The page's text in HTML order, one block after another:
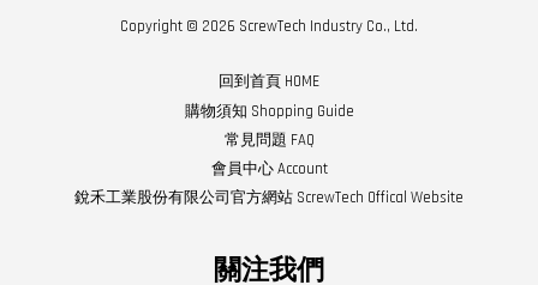
Copyright © 2026 ScrewTech Industry Co., Ltd.
回到首頁 HOME
購物須知 Shopping Guide
常見問題 FAQ
會員中心 Account
銳禾工業股份有限公司官方網站 ScrewTech Offical Website
關注我們